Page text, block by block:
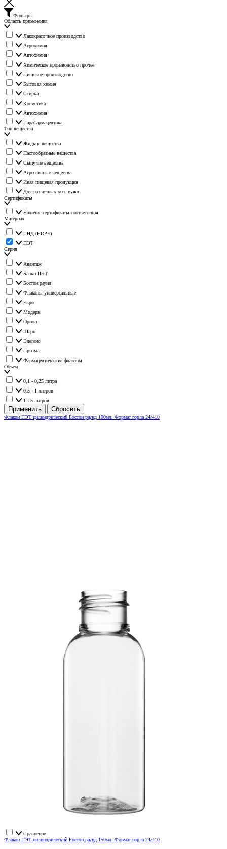
Фильтры
Область применения
Лакокрасочное производство
Агрохимия
Автохимия
Химическое производство прочее
Пищевое производство
Бытовая химия
Стирка
Косметика
Автохимия
Парафармацевтика
Тип вещества
Жидкие вещества
Пастообразные вещества
Сыпучие вещества
Агрессивные вещества
Иная пищевая продукция
Для различных хоз. нужд
Сертификаты
Наличие сертификаты соответствия
Материал
ПНД (HDPE)
ПЭТ
Серия
Авантаж
Банки ПЭТ
Бостон раунд
Флаконы универсальные
Евро
Модерн
Орион
Шарп
Элеганс
Призма
Фармацевтические флаконы
Объем
0,1 - 0,25 литра
0.5 - 1 литров
1 - 5 литров
Флакон ПЭТ цилиндрический Бостон раунд 100мл. Формат горла 24/410
Сравнение
Флакон ПЭТ цилиндрический Бостон раунд 150мл. Формат горла 24/410